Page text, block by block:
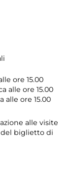
ore 15.00
alle ore 15.00
ore 15.00
alle visite
del biglietto di